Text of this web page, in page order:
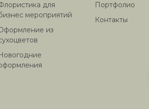
для
мероприятий
из
Портфолио
Контакты